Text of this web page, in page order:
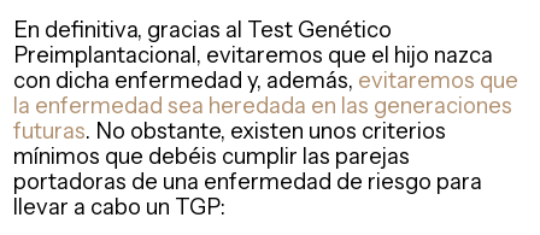
En definitiva, gracias al Test Genético
Preimplantacional, evitaremos que el hijo nazca
con dicha enfermedad y, además, evitaremos que
la enfermedad sea heredada en las generaciones
futuras. No obstante, existen unos criterios
mínimos que debéis cumplir las parejas
portadoras de una enfermedad de riesgo para
llevar a cabo un TGP: